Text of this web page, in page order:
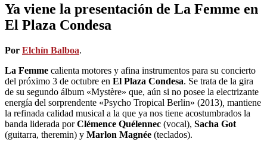
Ya viene la presentación de La Femme en
El Plaza Condesa
Por Elchín Balboa.
La Femme calienta motores y afina instrumentos para su concierto
del próximo 3 de octubre en El Plaza Condesa. Se trata de la gira
de su segundo álbum «Mystère» que, aún si no posee la electrizante
energía del sorprendente «Psycho Tropical Berlin» (2013) mantiene
la refinada calidad musical a la que ya nos tiene acostumbrados la
banda liderada porClémence Quélennec (vocal), Sacha Got
(guitarra, theremin) y Marlon Magnée (teclados).